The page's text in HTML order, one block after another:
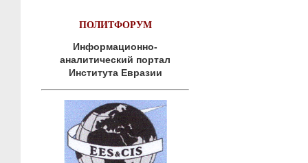
ПОЛИТФОРУМ
Информационно-
аналитический портал
Института Евразии